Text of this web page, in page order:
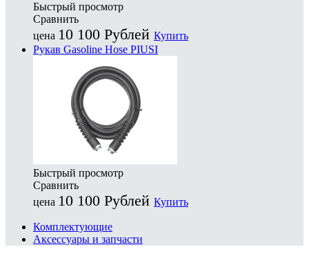
Быстрый просмотр
Сравнить
цена 10 100 Рублей Купить
Рукав Gasoline Hose PIUSI
Быстрый просмотр
Сравнить
цена 10 100 Рублей Купить
Комплектующие
Аксессуары и запчасти